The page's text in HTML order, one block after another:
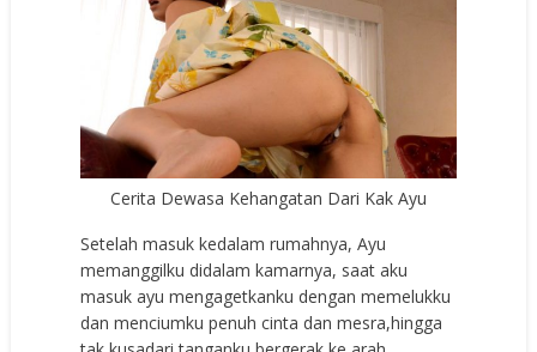
Cerita Dewasa Kehangatan Dari Kak Ayu
Setelah masuk kedalam rumahnya, Ayu
memanggilku didalam kamarnya, saat aku
masuk ayu mengagetkanku dengan memelukku
dan menciumku penuh cinta dan mesra,hingga